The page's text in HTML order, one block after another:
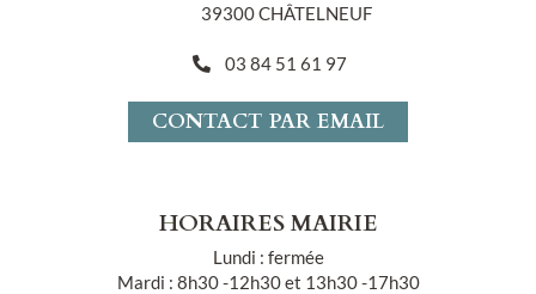
39300 CHÂTELNEUF
03 84 51 61 97
CONTACT PAR EMAIL
HORAIRES MAIRIE
Lundi : fermée
Mardi : 8h30 -12h30 et 13h30 -17h30